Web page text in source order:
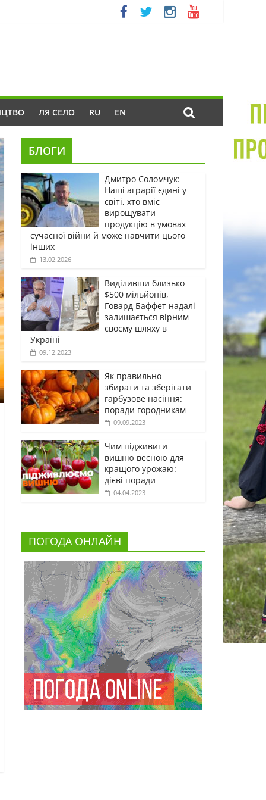
ЛЯ СЕЛО RU EN
БЛОГИ
Дмитро Соломчук:
Наші аграрії єдині у
світі, хто вміє
вирощувати
продукцію в умовах
сучасної війни й може навчити цього
інших
13.02.2026
Виділивши близько
$500 мільйонів,
Говард Баффет надалі
залишається вірним
своєму шляху в
Україні
09.12.2023
Як правильно
збирати та зберігати
гарбузове насіння:
поради городникам
09.09.2023
Чим підживити
вишню весною для
кращого урожаю:
дієві поради
04.04.2023
ПОГОДА ОНЛАЙН